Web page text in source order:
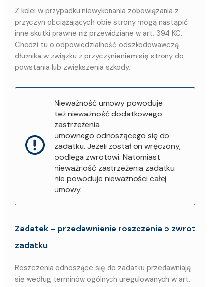
Z kolei w przypadku niewykonania zobowiązania z
przyczyn obciążających obie strony mogą nastąpić
inne skutki prawne niż przewidziane w art. 394 KC.
Chodzi tu o odpowiedzialność odszkodowawczą
dłużnika w związku z przyczynieniem się strony do
powstania lub zwiększenia szkody.
Nieważność umowy powoduje
też nieważność dodatkowego
zastrzeżenia
umownego odnoszącego się do
zadatku. Jeżeli został on wręczony,
podlega zwrotowi. Natomiast
nieważność zastrzeżenia zadatku
nie powoduje nieważności całej
umowy.
Zadatek – przedawnienie roszczenia o zwrot
zadatku
Roszczenia odnoszące się do zadatku przedawniają
się według terminów ogólnych uregulowanych w art.